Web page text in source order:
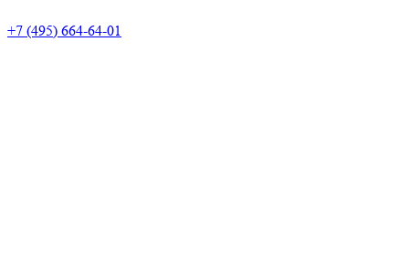
+7 (495) 664-64-01